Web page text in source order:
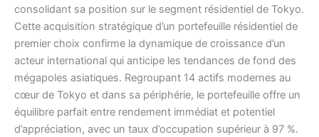
consolidant sa position sur le segment résidentiel de Tokyo.
Cette acquisition stratégique d’un portefeuille résidentiel de
premier choix confirme la dynamique de croissance d’un
acteur international qui anticipe les tendances de fond des
mégapoles asiatiques. Regroupant 14 actifs modernes au
cœur de Tokyo et dans sa périphérie, le portefeuille offre un
équilibre parfait entre rendement immédiat et potentiel
d’appréciation, avec un taux d’occupation supérieur à 97 %.